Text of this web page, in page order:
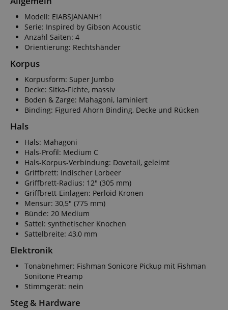
Modell: EIABSJANANH1
Serie: Inspired by Gibson Acoustic
Anzahl Saiten: 4
Orientierung: Rechtshänder
Korpus
Korpusform: Super Jumbo
Decke: Sitka-Fichte, massiv
Boden & Zarge: Mahagoni, laminiert
Binding: Figured Ahorn Binding, Decke und Rücken
Hals
Hals: Mahagoni
Hals-Profil: Medium C
Hals-Korpus-Verbindung: Dovetail, geleimt
Griffbrett: Indischer Lorbeer
Griffbrett-Radius: 12" (305 mm)
Griffbrett-Einlagen: Perloid Kronen
Mensur: 30,5" (775 mm)
Bünde: 20 Medium
Sattel: synthetischer Knochen
Sattelbreite: 43,0 mm
Elektronik
Tonabnehmer: Fishman Sonicore Pickup mit Fishman
Sonitone Preamp
Stimmgerät: nein
Steg & Hardware